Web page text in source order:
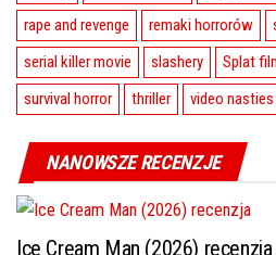
rape and revenge
remaki horrorów
serial killer movie
slashery Splat
survival horror
thriller video nasties
NANOWSZE RECENZJE
Ice Cream Man (2026) recenzja